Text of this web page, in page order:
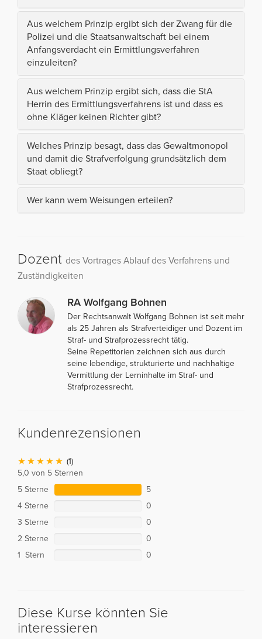
Aus welchem Prinzip ergibt sich der Zwang für die
Polizei und die Staatsanwaltschaft bei einem
Anfangsverdacht ein Ermittlungsverfahren
einzuleiten?
Aus welchem Prinzip ergibt sich, dass die StA
Herrin des Ermittlungsverfahrens ist und dass es
ohne Kläger keinen Richter gibt?
Welches Prinzip besagt, dass das Gewaltmonopol
und damit die Strafverfolgung grundsätzlich dem
Staat obliegt?
Wer kann wem Weisungen erteilen?
Dozent des Vortrages Ablauf des Verfahrens und
Zuständigkeiten
RA Wolfgang Bohnen
Der Rechtsanwalt Wolfgang Bohnen ist seit mehr
als 25 Jahren als Strafverteidiger und Dozent im
Straf- und Strafprozessrecht tätig.
Seine Repetitorien zeichnen sich aus durch
seine lebendige, strukturierte und nachhaltige
Vermittlung der Lerninhalte im Straf- und
Strafprozessrecht.
Kundenrezensionen
(1)
5,0 von 5 Sternen
5 Sterne
5
4 Sterne
0
3 Sterne
0
2 Sterne
0
1 Stern
0
Diese Kurse könnten Sie
interessieren